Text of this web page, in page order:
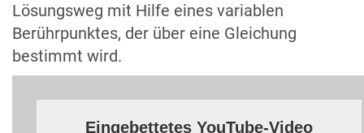
Lösungsweg mit Hilfe eines variablen
Berührpunktes, der über eine Gleichung
bestimmt wird.
Eingebettetes YouTube-Video